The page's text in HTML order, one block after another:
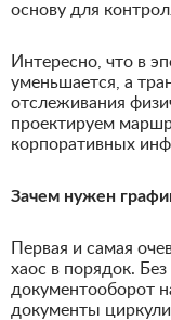
основу для
Интересно, что в
уменьшается, а
отслеживания
проектируем
корпоративных
Зачем нужен
Первая и самая
хаос в порядок.
документооборот
документы